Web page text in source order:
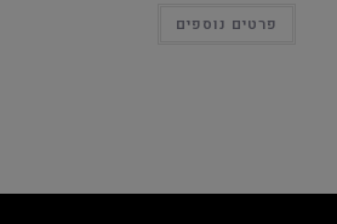
פרטים נוספים